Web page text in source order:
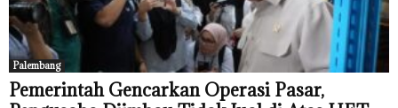
Palembang
Pemerintah Gencarkan Operasi Pasar,